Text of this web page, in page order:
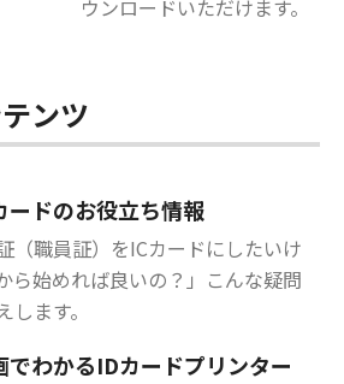
ウンロードいただけます。
ンツ
ードのお役立ち情報
（職員証）をICカードにしたいけ
ら始めれば良いの？」こんな疑問
します。
でわかるIDカードプリンター